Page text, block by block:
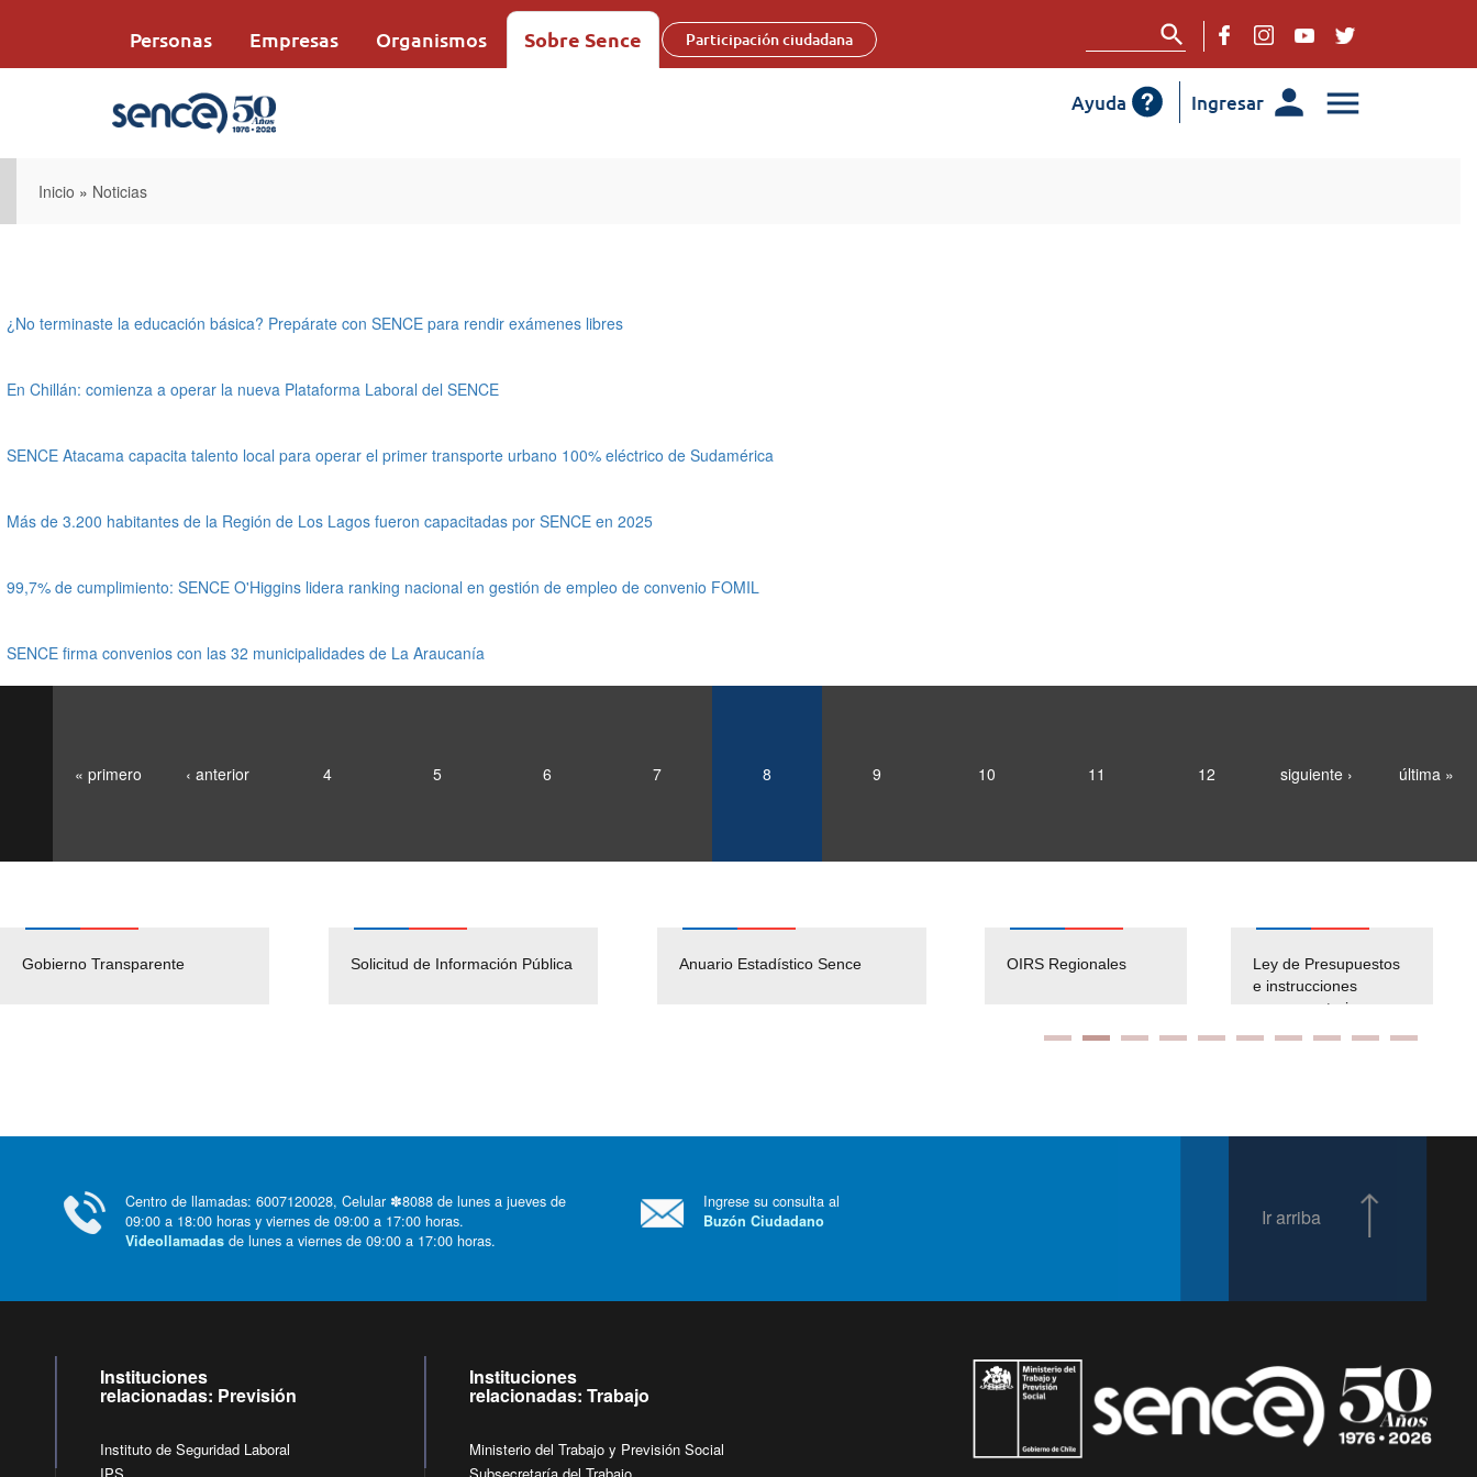
Personas Empresas Organismos Sobre Sence Participación ciudadana
Ingresar
Ayuda
Inicio » Noticias
¿No terminaste la educación básica? Prepárate con SENCE para rendir exámenes libres
En Chillán: comienza a operar la nueva Plataforma Laboral del SENCE
SENCE Atacama capacita talento local para operar el primer transporte urbano 100% eléctrico de Sudamérica
Más de 3.200 habitantes de la Región de Los Lagos fueron capacitadas por SENCE en 2025
99,7% de cumplimiento: SENCE O'Higgins lidera ranking nacional en gestión de empleo de convenio FOMIL
SENCE firma convenios con las 32 municipalidades de La Araucanía
« primero ‹ anterior 4 5 6 7 8 9 10 11 12 siguiente › última »
Gobierno Transparente Solicitud de Información Pública Anuario Estadístico Sence
Pago Proveedores
Empleos Públicos
Solicitud Audiencias y
OIRS Regionales
Ley de Presupuestos
e instrucciones
presuspuetarias
Centro de llamadas: 6007120028, Celular ✽8088 de lunes a jueves de
09:00 a 18:00 horas y viernes de 09:00 a 17:00 horas.
Videollamadas de lunes a viernes de 09:00 a 17:00 horas.
Ingrese su consulta al
Buzón Ciudadano Ir arriba
Instituciones
relacionadas: Previsión
Instituto de Seguridad Laboral
IPS
Instituciones
relacionadas: Trabajo
Ministerio del Trabajo y Previsión Social
Subsecretaría del Trabajo